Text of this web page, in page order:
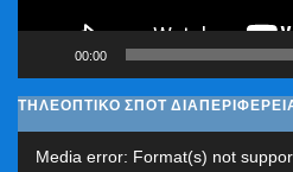
00:00
ΤΗΛΕΟΠΤΙΚΟ ΣΠΟΤ
Media error: Format(s) not